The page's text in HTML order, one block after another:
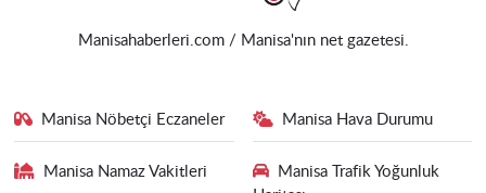
Manisahaberleri.com / Manisa'nın net gazetesi.
Manisa Nöbetçi Eczaneler Manisa Hava Durumu
Manisa Namaz Vakitleri
Manisa Trafik Yoğunluk